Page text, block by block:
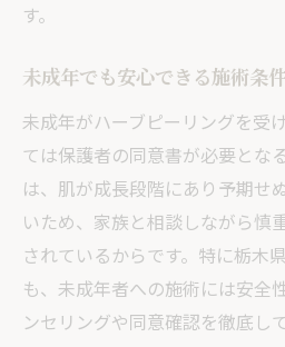
す。
未成年でも安心できる施術条
未成年がハーブピーリングを受
ては保護者の同意書が必要とな
は、肌が成長段階にあり予期せ
いため、家族と相談しながら慎
されているからです。特に栃木
も、未成年者への施術には安全
ンセリングや同意確認を徹底し